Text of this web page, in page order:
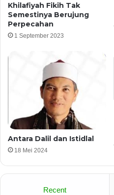
Khilafiyah Fikih Tak
Semestinya Berujung
Perpecahan
1 September 2023
Antara Dalil dan Istidlal
18 Mei 2024
Recent